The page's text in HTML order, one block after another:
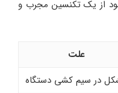
از یک تکنسین مجرب و
علت
در سیم کشی دستگاه